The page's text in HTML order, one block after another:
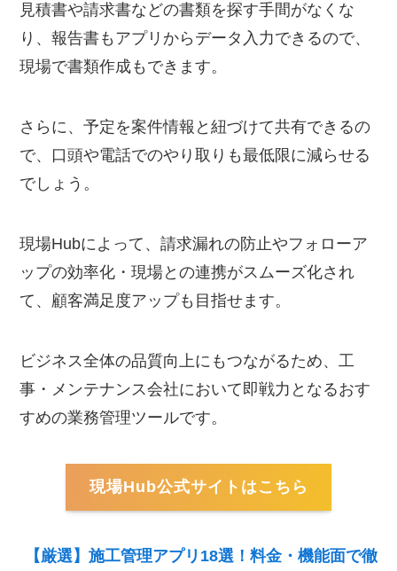
見積書や請求書などの書類を探す手間がなくな
り、報告書もアプリからデータ入力できるので、
現場で書類作成もできます。
さらに、予定を案件情報と紐づけて共有できるの
で、口頭や電話でのやり取りも最低限に減らせる
でしょう。
現場Hubによって、請求漏れの防止やフォローア
ップの効率化・現場との連携がスムーズ化され
て、顧客満足度アップも目指せます。
ビジネス全体の品質向上にもつながるため、工
事・メンテナンス会社において即戦力となるおす
すめの業務管理ツールです。
現場Hub公式サイトはこちら
【厳選】施工管理アプリ18選！料金・機能面で徹